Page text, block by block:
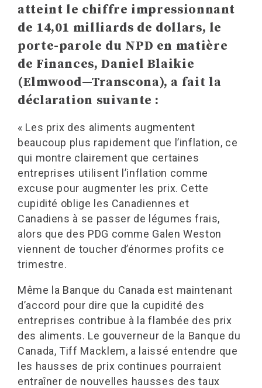
atteint le chiffre impressionnant
de 14,01 milliards de dollars, le
porte-parole du NPD en matière
de Finances, Daniel Blaikie
(Elmwood—Transcona), a fait la
déclaration suivante :
« Les prix des aliments augmentent
beaucoup plus rapidement que l’inflation, ce
qui montre clairement que certaines
entreprises utilisent l’inflation comme
excuse pour augmenter les prix. Cette
cupidité oblige les Canadiennes et
Canadiens à se passer de légumes frais,
alors que des PDG comme Galen Weston
viennent de toucher d’énormes profits ce
trimestre.
Même la Banque du Canada est maintenant
d’accord pour dire que la cupidité des
entreprises contribue à la flambée des prix
des aliments. Le gouverneur de la Banque du
Canada, Tiff Macklem, a laissé entendre que
les hausses de prix continues pourraient
entraîner de nouvelles hausses des taux